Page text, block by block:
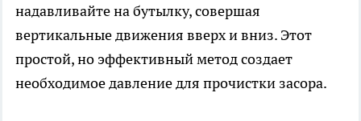
надавливайте на бутылку, совершая
вертикальные движения вверх и вниз. Этот
простой, но эффективный метод создает
необходимое давление для прочистки засора.